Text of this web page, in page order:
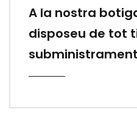
A la nostra
disposeu de tot